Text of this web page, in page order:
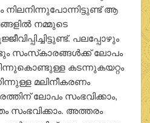
നിലനിന്നുപോന്നിട്ടുണ്ട് ആ
നമ്മുടെ
പലപ്പോഴും
സംസ്‌കാരങ്ങള്‍ക്ക് ലോപം
കടന്നുകയറ്റം
മലിനീകരണം
ലോപം സംഭവിക്കാം,
അത്തരം